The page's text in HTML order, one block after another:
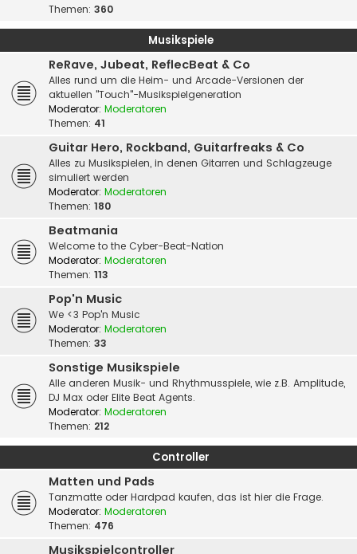
Themen: 360
Musikspiele
ReRave, Jubeat, ReflecBeat & Co
Alles rund um die Heim- und Arcade-Versionen der
aktuellen "Touch"-Musikspielgeneration
Moderator: Moderatoren
Themen: 41
Guitar Hero, Rockband, Guitarfreaks & Co
Alles zu Musikspielen, in denen Gitarren und Schlagzeuge
simuliert werden
Moderator: Moderatoren
Themen: 180
Beatmania
Welcome to the Cyber-Beat-Nation
Moderator: Moderatoren
Themen: 113
Pop'n Music
We <3 Pop'n Music
Moderator: Moderatoren
Themen: 33
Sonstige Musikspiele
Alle anderen Musik- und Rhythmusspiele, wie z.B. Amplitude,
DJ Max oder Elite Beat Agents.
Moderator: Moderatoren
Themen: 212
Controller
Matten und Pads
Tanzmatte oder Hardpad kaufen, das ist hier die Frage.
Moderator: Moderatoren
Themen: 476
Musikspielcontroller